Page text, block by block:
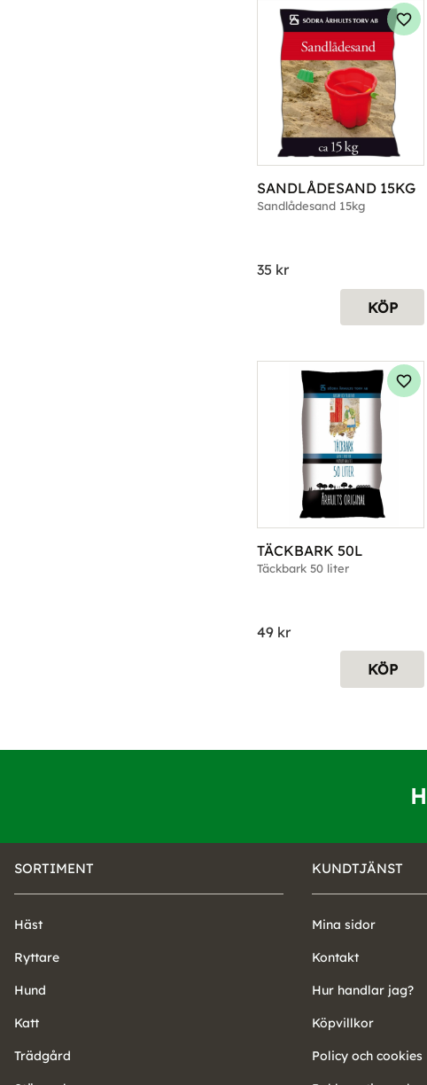
SANDLÅDESAND 15KG
Sandlådesand 15kg
35 kr
KÖP
TÄCKBARK 50L
Täckbark 50 liter
49 kr
KÖP
SORTIMENT
Häst
Ryttare
Hund
Katt
Trädgård
KUNDTJÄNST
Mina sidor
Kontakt
Hur handlar jag?
Köpvillkor
Policy och cookies